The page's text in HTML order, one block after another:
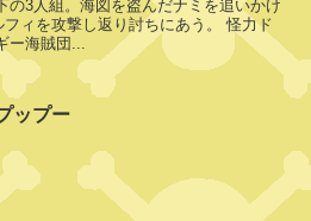
を攻撃し返り討ちにあう。 怪力ド
前 バギー海賊団...
ップー